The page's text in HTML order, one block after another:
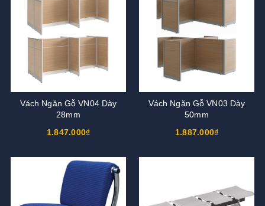
Vách Ngăn Gỗ VN04 Dày
28mm
1.847.000₫
Vách Ngăn Gỗ VN03 Dày
50mm
1.887.000₫